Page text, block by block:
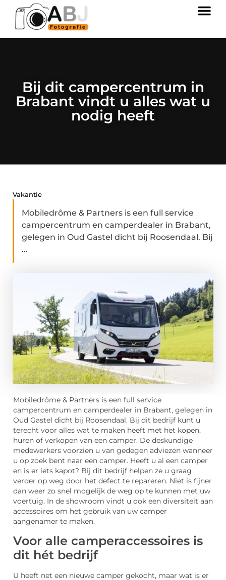
Bij dit campercentrum in
Brabant vindt u alles wat u
nodig heeft
Vakantie
Mobiledrôme & Partners is een full service
campercentrum en camperdealer in Brabant,
gelegen in Oud Gastel dicht bij Roosendaal. Bij
...
Mobiledrôme & Partners is een full service
campercentrum en camperdealer in Brabant, gelegen in
Oud Gastel dicht bij Roosendaal. Bij dit bedrijf kunt u
terecht voor alles wat te maken heeft met het kopen,
huren of verkopen van een camper. De deskundige
medewerkers voorzien u van gedegen adviezen wanneer
u op zoek bent naar een camper. Heeft u al een camper
en is er iets kapot? Bij dit bedrijf helpen ze u graag
verder op weg door het defect te repareren. Niet is fijner
dan weer zo snel mogelijk de weg op te kunnen met uw
voertuig. In de showroom vindt u ook een diversiteit aan
accessoires om het gebruik van uw camper
aangenamer te maken.
Voor alle camperaccessoires is
dit hét bedrijf
U heeft net een nieuwe camper gekocht, maar wat is er